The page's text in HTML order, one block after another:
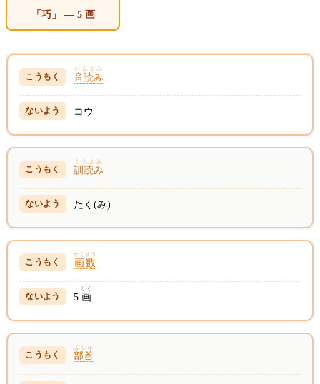
「巧」 — 5 画
音読み
おんよみ
コウ
訓読み
くんよみ
たく(み)
画数
かくすう
5 画
かく
部首
ぶしゅ